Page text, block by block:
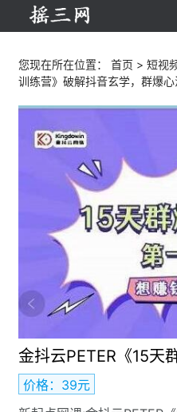
您现在所在位置： 首页 >短视
训练营》破解抖音玄学，群爆
价格：39元